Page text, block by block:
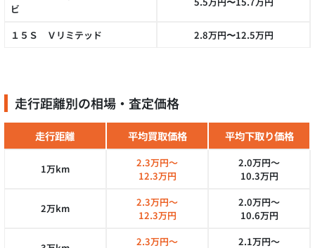
ビ
１５Ｓ Ｖリミテッド 2.8万円〜12.5万円
走行距離別の相場・査定価格
走行距離 平均買取価格 平均下取り価格
1万km
2.3万円～
12.3万円
2.0万円～
10.3万円
2万km
2.3万円～
12.3万円
2.0万円～
10.6万円
2.3万円～
2.1万円～